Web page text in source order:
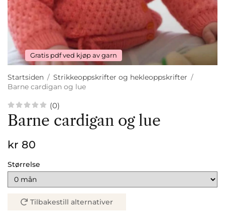
Gratis pdf ved kjøp av garn
Startsiden / Strikkeoppskrifter og hekleoppskrifter /
Barne cardigan og lue
(0)
Barne cardigan og lue
kr 80
Størrelse
Tilbakestill alternativer